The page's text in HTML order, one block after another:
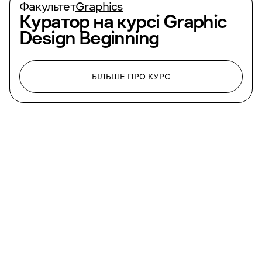
ФакультетGraphics
Куратор на курсі Graphic
Design Beginning
БІЛЬШЕ ПРО КУРС